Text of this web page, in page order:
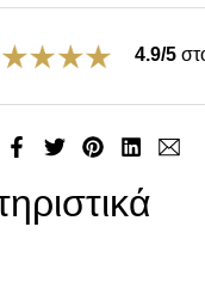
4.9/5